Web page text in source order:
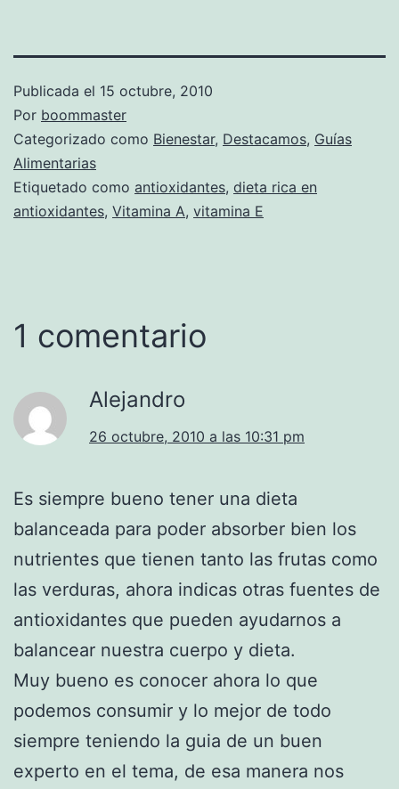
Publicada el 15 octubre, 2010
Por boommaster
Categorizado como Bienestar, Destacamos, Guías
Alimentarias
Etiquetado como antioxidantes, dieta rica en
antioxidantes, Vitamina A, vitamina E
1 comentario
Alejandro
26 octubre, 2010 a las 10:31 pm
Es siempre bueno tener una dieta
balanceada para poder absorber bien los
nutrientes que tienen tanto las frutas como
las verduras, ahora indicas otras fuentes de
antioxidantes que pueden ayudarnos a
balancear nuestra cuerpo y dieta.
Muy bueno es conocer ahora lo que
podemos consumir y lo mejor de todo
siempre teniendo la guia de un buen
experto en el tema, de esa manera nos